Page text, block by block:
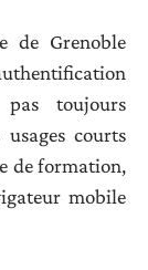
de Grenoble
toujours
courts
de formation,
mobile